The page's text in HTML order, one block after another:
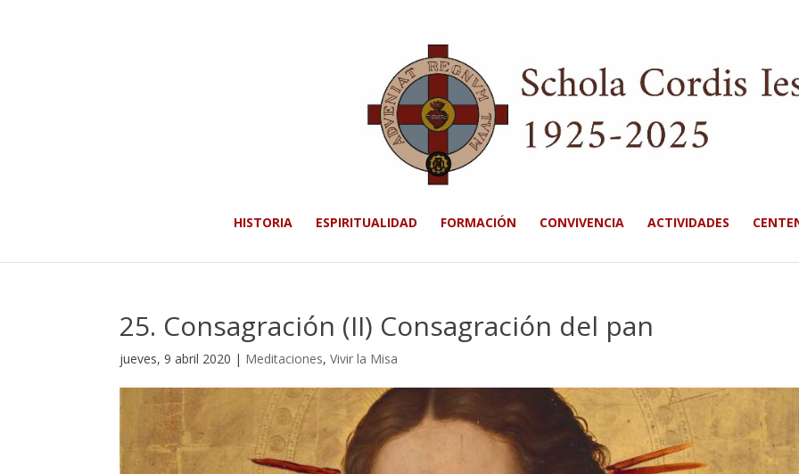
HISTORIA ESPIRITUALIDAD FORMACIÓN CONVIVENCIA ACTIVIDADES
25. Consagración (II) Consagración del pan
jueves, 9 abril 2020 | Meditaciones,Vivir la Misa